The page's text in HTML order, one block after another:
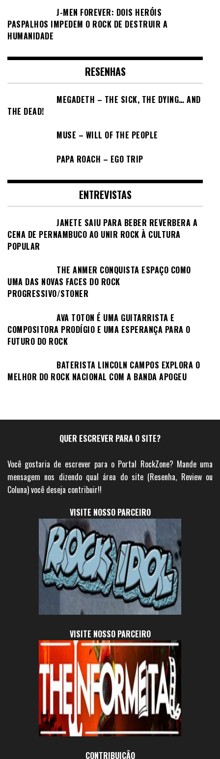
J-MEN FOREVER: DOIS HERÓIS
PASPALHOS IMPEDEM O ROCK DE DESTRUIR A
HUMANIDADE
RESENHAS
MEGADETH – THE SICK, THE DYING… AND
THE DEAD!
MUSE – WILL OF THE PEOPLE
PAPA ROACH – EGO TRIP
ENTREVISTAS
JANETE SAIU PARA BEBER REVERBERA A
CENA DE PERNAMBUCO AO UNIR ROCK À CULTURA
POPULAR
THE ANMER CONQUISTA ESPAÇO COMO
UMA DAS NOVAS FACES DO ROCK
PROGRESSIVO/STONER
AVA TOTON É UMA GUITARRISTA E
COMPOSITORA PRODÍGIO E UMA ESPERANÇA PARA O
FUTURO DO ROCK
BATERISTA LINCOLN CAMPOS EXPLORA O
MELHOR DO ROCK NACIONAL COM A BANDA APOGEU
QUER ESCREVER PARA O SITE?
Você gostaria de escrever para o Portal RockZone? Mande uma
mensagem nos dizendo qual área do site (Resenha, Review ou
Coluna) você deseja contribuir!!
VISITE NOSSO PARCEIRO
VISITE NOSSO PARCEIRO
CONTRIBUIÇÃO